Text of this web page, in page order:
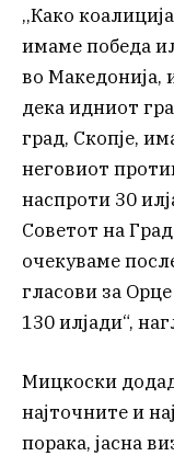
,,Како
имаме победа
во Македонија,
дека идниот
град, Скопје,
неговиот
наспроти 30
Советот на
очекуваме
гласови за
130 илјади“,
Мицкоски
најточните и
порака, јасна